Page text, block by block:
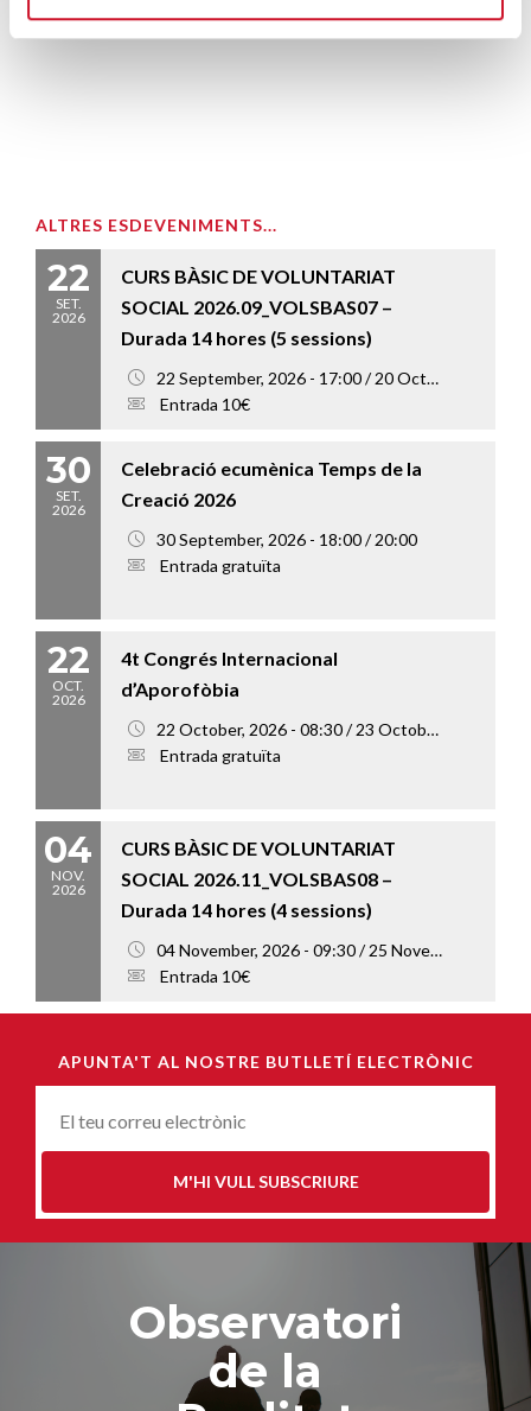
ALTRES ESDEVENIMENTS...
22
SET.
2026
CURS BÀSIC DE VOLUNTARIAT
SOCIAL 2026.09_VOLSBAS07 –
Durada 14 hores (5 sessions)
22 September, 2026 - 17:00 / 20 October, 2026 - 20:00
Entrada 10€
30
SET.
2026
Celebració ecumènica Temps de la
Creació 2026
30 September, 2026 - 18:00 / 20:00
Entrada gratuïta
22
OCT.
2026
4t Congrés Internacional
d’Aporofòbia
22 October, 2026 - 08:30 / 23 October, 2026 - 18:00
Entrada gratuïta
04
NOV.
2026
CURS BÀSIC DE VOLUNTARIAT
SOCIAL 2026.11_VOLSBAS08 –
Durada 14 hores (4 sessions)
04 November, 2026 - 09:30 / 25 November, 2026 - 13:00
Entrada 10€
APUNTA'T AL NOSTRE BUTLLETÍ ELECTRÒNIC
Correu-
M'HI VULL SUBSCRIURE
Observatori
de la